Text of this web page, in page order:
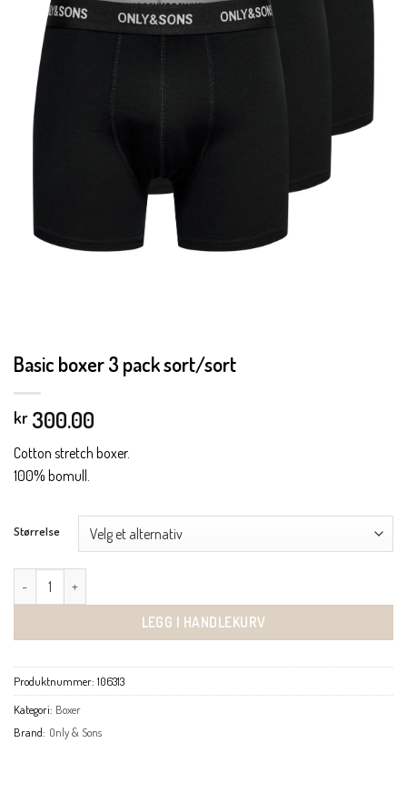
Basic boxer 3 pack sort/sort
kr300.00
Cotton stretch boxer.
100% bomull.
Størrelse
Basic boxer 3 pack sort/sort antall
LEGG I HANDLEKURV
Produktnummer: 106313
Kategori: Boxer
Brand: Only & Sons